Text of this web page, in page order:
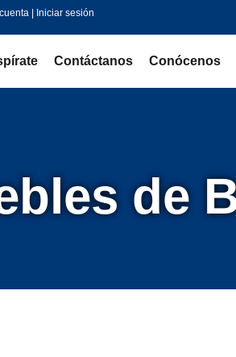
| Iniciar sesión
Contáctanos Conócenos
de